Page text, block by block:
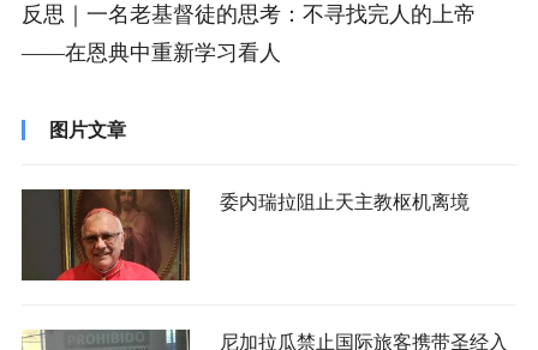
反思｜一名老基督徒的思考：不寻找完人的上帝
——在恩典中重新学习看人
图片文章
委内瑞拉阻止天主教枢机离境
尼加拉瓜禁止国际旅客携带圣经入